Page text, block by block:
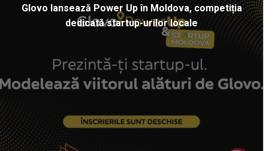
Glovo lansează Power Up în Moldova, competiția
dedicată startup-urilor locale